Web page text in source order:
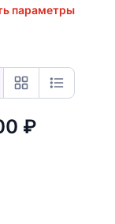
параметры
₽